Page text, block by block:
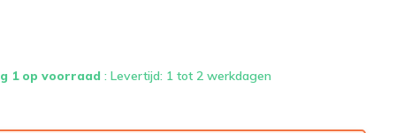
1 op voorraad: Levertijd: 1 tot 2 werkdagen